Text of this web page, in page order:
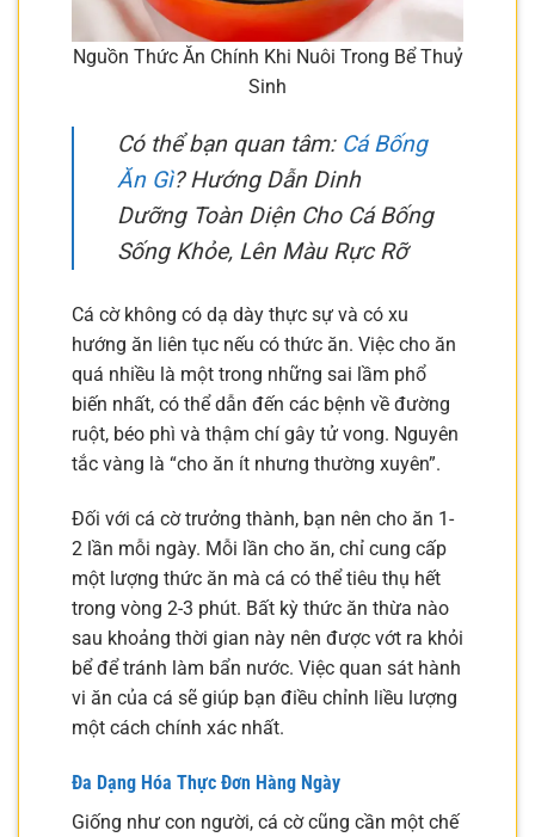
Nguồn Thức Ăn Chính Khi Nuôi Trong Bể Thuỷ
Sinh
Có thể bạn quan tâm: Cá Bống
Ăn Gì? Hướng Dẫn Dinh
Dưỡng Toàn Diện Cho Cá Bống
Sống Khỏe, Lên Màu Rực Rỡ
Cá cờ không có dạ dày thực sự và có xu
hướng ăn liên tục nếu có thức ăn. Việc cho ăn
quá nhiều là một trong những sai lầm phổ
biến nhất, có thể dẫn đến các bệnh về đường
ruột, béo phì và thậm chí gây tử vong. Nguyên
tắc vàng là “cho ăn ít nhưng thường xuyên”.
Đối với cá cờ trưởng thành, bạn nên cho ăn 1-
2 lần mỗi ngày. Mỗi lần cho ăn, chỉ cung cấp
một lượng thức ăn mà cá có thể tiêu thụ hết
trong vòng 2-3 phút. Bất kỳ thức ăn thừa nào
sau khoảng thời gian này nên được vớt ra khỏi
bể để tránh làm bẩn nước. Việc quan sát hành
vi ăn của cá sẽ giúp bạn điều chỉnh liều lượng
một cách chính xác nhất.
Đa Dạng Hóa Thực Đơn Hàng Ngày
Giống như con người, cá cờ cũng cần một chế